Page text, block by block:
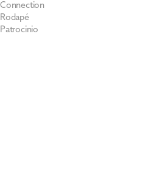
Connection
Rodapé
Patrocinio